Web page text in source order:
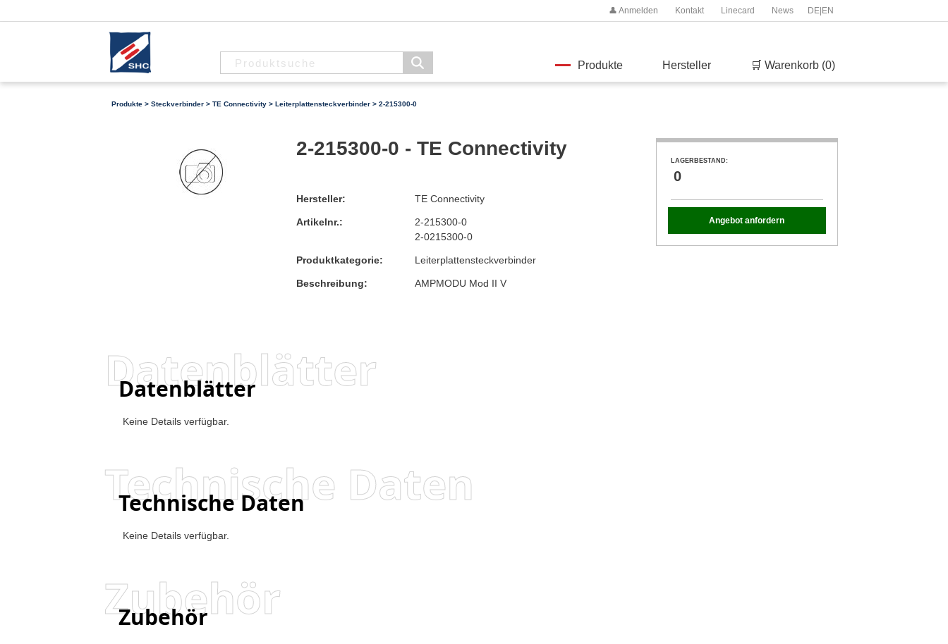
DE| EN
👤 Anmelden Kontakt Linecard News
Produkte Hersteller 🛒 Warenkorb (0)
Produkte > Steckverbinder > TE Connectivity > Leiterplattensteckverbinder > 2-215300-0
2-215300-0 - TE Connectivity
Hersteller: TE Connectivity
Artikelnr.:
2-215300-0
2-0215300-0
Produktkategorie: Leiterplattensteckverbinder
Beschreibung: AMPMODU Mod II V
LAGERBESTAND:
0
Angebot anfordern
Datenblätter
Datenblätter
Keine Details verfügbar.
Technische Daten
Technische Daten
Keine Details verfügbar.
Zubehör
Zubehör